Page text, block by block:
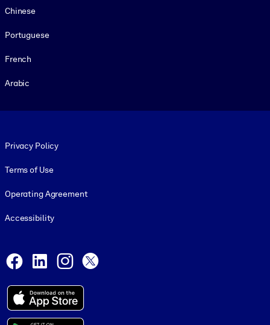
Chinese
Portuguese
French
Arabic
Privacy Policy
Terms of Use
Operating Agreement
Accessibility
Facebook
LinkedInInstagram